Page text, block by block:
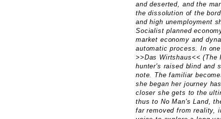
and deserted, and the
the dissolution of the
and high unemployment
Socialist planned
market economy and
automatic process. In
>>Das Wirtshaus<<
hunter's raised blind and
note. The familiar
she began her journey
closer she gets to the
thus to No Man's Land,
far removed from reality,